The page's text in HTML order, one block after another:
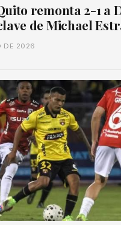
remonta 2-1 a
de Michael
DE 2026